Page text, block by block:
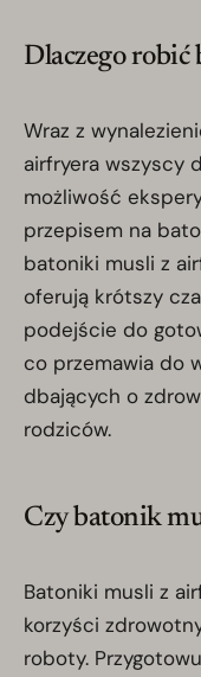
Dlaczego
Wraz z
airfryera wszyscy
możliwość
przepisem na
batoniki musli z
oferują krótszy
podejście do
co przemawia do
dbających o
rodziców.
Czy batonik
Batoniki musli z
korzyści
roboty.